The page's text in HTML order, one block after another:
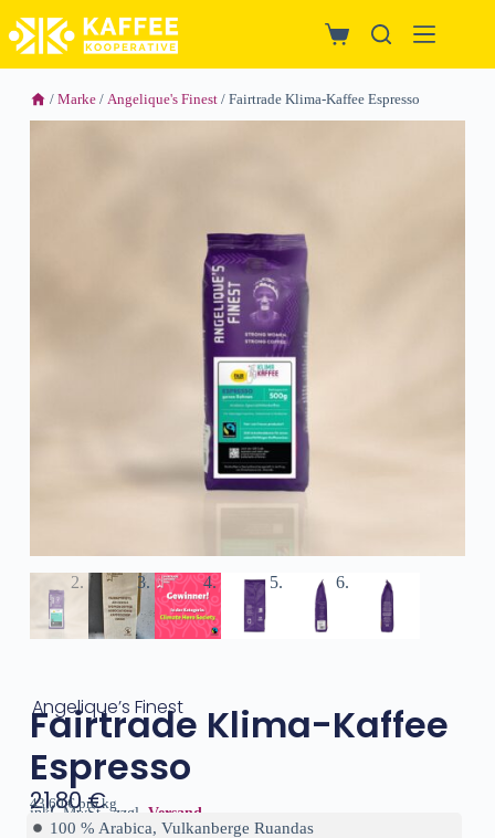
/ Marke/ Angelique's Finest/ Fairtrade Klima-Kaffee Espresso
Angelique’s Finest
Fairtrade Klima-Kaffee
Espresso
21,80€
43,60€prokg
inkl. MwSt., zzgl. Versand
100 % Arabica, Vulkanberge Ruandas